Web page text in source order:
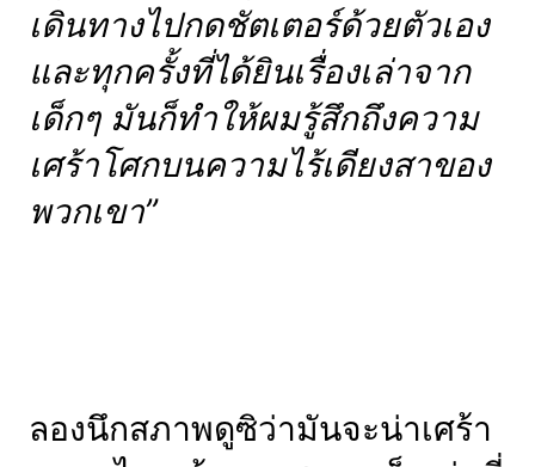
เดินทางไปกดชัตเตอร์ด้วยตัวเอง
และทุกครั้งที่ได้ยินเรื่องเล่าจาก
เด็กๆ มันก็ทำให้ผมรู้สึกถึงความ
เศร้าโศกบนความไร้เดียงสาของ
พวกเขา”
ลองนึกสภาพดูซิว่ามันจะน่าเศร้า